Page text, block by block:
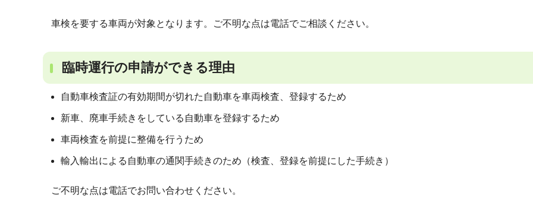
車検を要する車両が対象となります。ご不明な点は電話でご相談ください。
臨時運行の申請ができる理由
自動車検査証の有効期間が切れた自動車を車両検査、登録するため
新車、廃車手続きをしている自動車を登録するため
車両検査を前提に整備を行うため
輸入輸出による自動車の通関手続きのため（検査、登録を前提にした手続き）
ご不明な点は電話でお問い合わせください。